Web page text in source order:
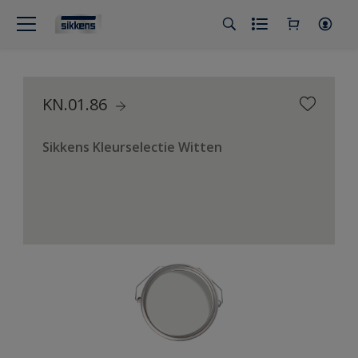
KN.01.86
Sikkens Kleurselectie Witten